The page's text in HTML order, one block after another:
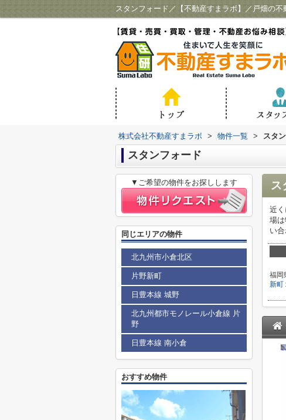
スタンフォード／【不動産すまラボ】／戸畑の不
株式会社不動産すまラボ > 物件一覧 > スタ
スタンフォード
ス
近
場
い
福岡
新町
▼ご希望の物件をお探しします
同じエリアの物件
北九州市小倉北区
片野新町
日豊本線 城野
北九州都市モノレール小倉線 片
野
日豊本線 南小倉
おすすめ物件